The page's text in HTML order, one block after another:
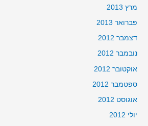
מרץ 2013
פברואר 2013
דצמבר 2012
נובמבר 2012
אוקטובר 2012
ספטמבר 2012
אוגוסט 2012
יולי 2012